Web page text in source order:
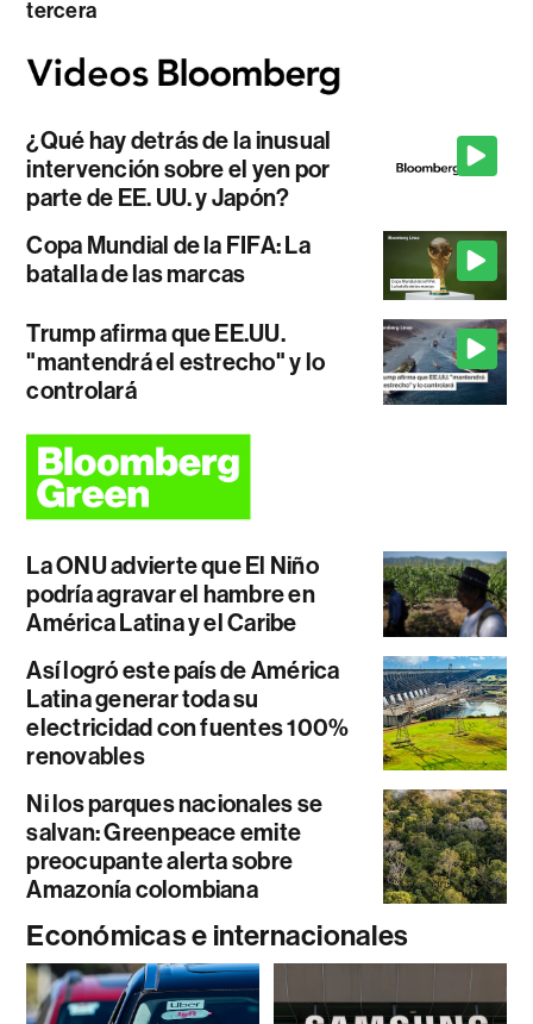
tercera
¿Qué hay detrás de la inusual
intervención sobre el yen por
parte de EE. UU. y Japón?
Copa Mundial de la FIFA: La
batalla de las marcas
Trump afirma que EE.UU.
"mantendrá el estrecho" y lo
controlará
La ONU advierte que El Niño
podría agravar el hambre en
América Latina y el Caribe
Así logró este país de América
Latina generar toda su
electricidad con fuentes 100%
renovables
Ni los parques nacionales se
salvan: Greenpeace emite
preocupante alerta sobre
Amazonía colombiana
Económicas e internacionales